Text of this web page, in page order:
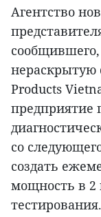
Агентство
нераскрытую
Products
предприятие
со
создать
мощность в 2